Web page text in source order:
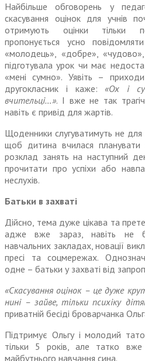
Найбільше обговорень у
скасування оцінок для учнів
отримують оцінки тільки
пропонується усно
«молодець», «добре»,
підготувала урок чи має
«мені сумно». Уявіть –
другокласник і каже: «Ох і
вчительці…». І вже не так
навіть є привід для жартів.
Щоденники слугуватимуть не
щоб дитина вчилася планувати
розклад занять на наступний
прочитати про успіхи або
неслухів.
Батьки в захваті
Дійсно, тема дуже цікава та
адже вже зараз, навіть не
навчальних закладах, новації
пресі та соцмережах.
одне – батьки у захваті від
«Скасування оцінок – це дуже
нині – зайве, тільки психіку
приватній бесіді броварчанка
Підтримує Ольгу і молодий
тільки 5 років, але татко
майбутнього навчання сина.